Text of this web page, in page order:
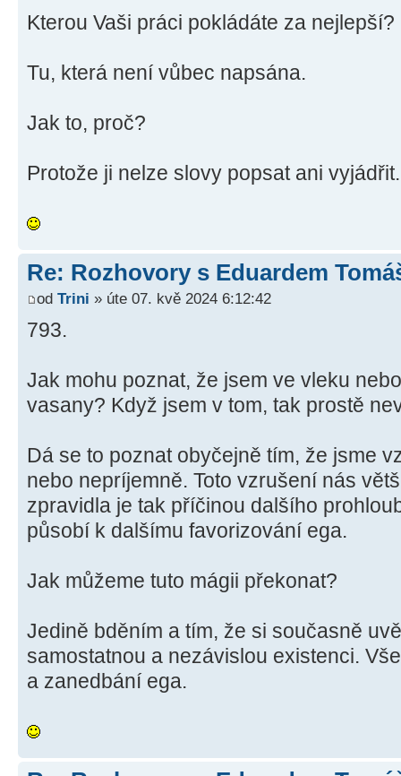
Kterou Vaši práci pokládáte za nejlepší?
Tu, která není vůbec napsána.
Jak to, proč?
Protože ji nelze slovy popsat ani vyjádřit.
Re: Rozhovory s Eduardem
od Trini » úte 07. kvě 2024 6:12:42
793.
Jak mohu poznat, že jsem ve vleku
vasany? Když jsem v tom, tak prostě
Dá se to poznat obyčejně tím, že jsme
nebo nepríjemně. Toto vzrušení nás
zpravidla je tak příčinou dalšího
působí k dalšímu favorizování ega.
Jak můžeme tuto mágii překonat?
Jedině bděním a tím, že si současně
samostatnou a nezávislou existenci.
a zanedbání ega.